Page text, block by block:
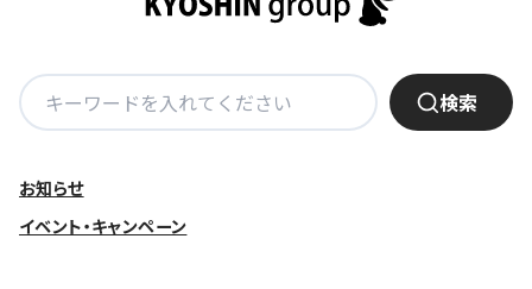
フランチャイズ事業
清華・京進発展フォーラム
立木奨学金
価値創造の取り組み
DX（デジタル変革）
ディスクロージャーポリシー
免責事項
IRお問合せ
保育事業 採用
検
索:
検索
お知らせ
イベント・キャンペーン